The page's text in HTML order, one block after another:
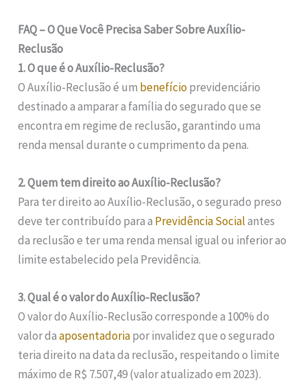
FAQ – O Que Você Precisa Saber Sobre Auxílio-
Reclusão
1. O que é o Auxílio-Reclusão?
O Auxílio-Reclusão é um benefícioprevidenciário
destinado a amparar a família do segurado que se
encontra em regime de reclusão, garantindo uma
renda mensal durante o cumprimento da pena.
2. Quem tem direito ao Auxílio-Reclusão?
Para ter direito ao Auxílio-Reclusão, o segurado preso
deve ter contribuído para a Previdência Socialantes
da reclusão e ter uma renda mensal igual ou inferior ao
limite estabelecido pela Previdência.
3. Qual é o valor do Auxílio-Reclusão?
O valor do Auxílio-Reclusão corresponde a 100% do
valor daaposentadoriapor invalidez que o segurado
teria direito na data da reclusão, respeitando o limite
máximo de R$ 7.507,49 (valor atualizado em 2023).